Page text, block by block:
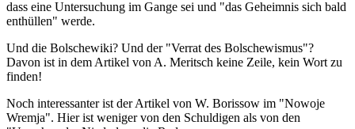
dass eine Untersuchung im Gange sei und "das Geheimnis sich bald
enthüllen" werde.
Und die Bolschewiki? Und der "Verrat des Bolschewismus"?
Davon ist in dem Artikel von A. Meritsch keine Zeile, kein Wort zu
finden!
Noch interessanter ist der Artikel von W. Borissow im "Nowoje
Wremja". Hier ist weniger von den Schuldigen als von den